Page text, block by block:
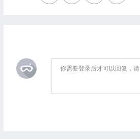
你需要登录后才可以回复，请